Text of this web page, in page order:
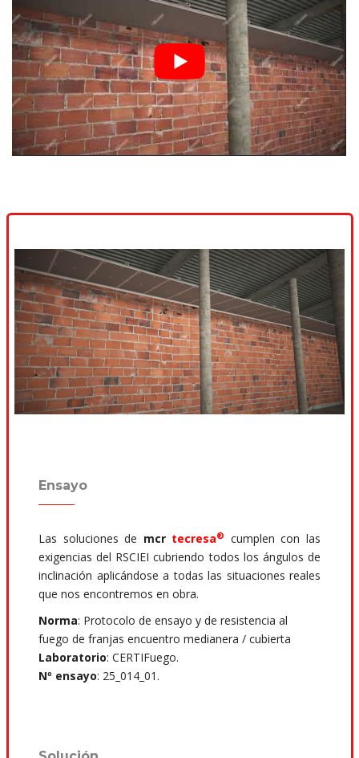
Ensayo
Las soluciones de mcr tecresa®
cumplen con las
exigencias del RSCIEI cubriendo todos los ángulos de
inclinación aplicándose a todas las situaciones reales
que nos encontremos en obra.
Norma: Protocolo de ensayo y de resistencia al
fuego de franjas encuentro medianera / cubierta
Laboratorio: CERTIFuego.
Nº ensayo: 25_014_01.